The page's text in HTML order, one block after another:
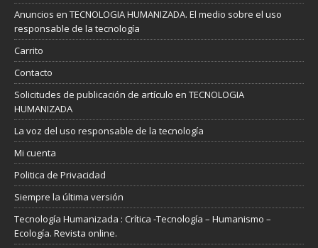
Anuncios en TECNOLOGIA HUMANIZADA. El medio sobre el uso
responsable de la tecnología
Carrito
Contacto
Solicitudes de publicación de artículo en TECNOLOGIA
HUMANIZADA
La voz del uso responsable de la tecnología
Mi cuenta
Politica de Privacidad
Siempre la última versión
Tecnología Humanizada : Crítica -Tecnología – Humanismo –
Ecología. Revista online.